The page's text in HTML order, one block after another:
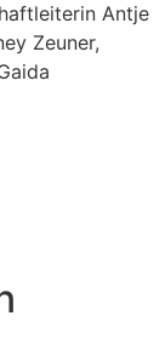
Antje
Zeuner,